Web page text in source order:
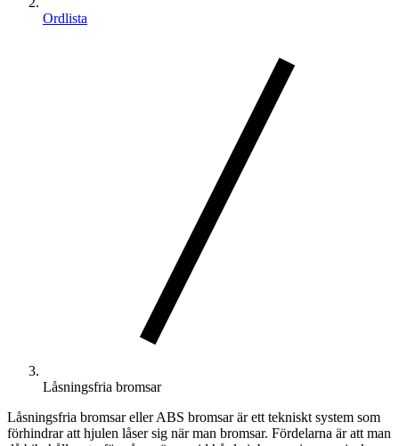
Ordlista
Låsningsfria bromsar
Låsningsfria bromsar eller ABS bromsar är ett tekniskt system som
förhindrar att hjulen låser sig när man bromsar. Fördelarna är att man